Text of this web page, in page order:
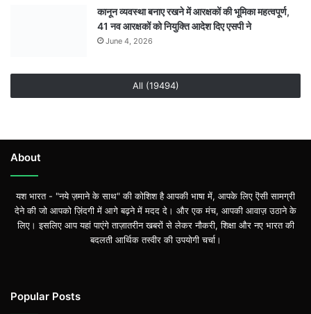
कानून व्यवस्था बनाए रखने में आरक्षकों की भूमिका महत्वपूर्ण,
41 नव आरक्षकों को नियुक्ति आदेश दिए एसपी ने
June 4, 2026
All (19494)
About
यश भारत - "नये ज़माने के साथ" की कोशिश है आपकी भाषा में, आपके लिए ऎसी सामग्री
देने की जो आपको ज़िंदगी में आगे बढ़ने में मदद दे। और एक मंच, आपकी आवाज़ उठाने के
लिए। इसलिए आप यहां पाएंगे ताज़ातरीन खबरों से लेकर नौकरी, शिक्षा और नए भारत की
बदलती आर्थिक तस्वीर की उपयोगी चर्चा।
Popular Posts